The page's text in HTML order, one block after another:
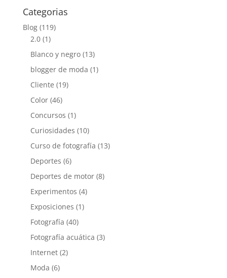
Categorias
Blog(119)
2.0(1)
Blanco y negro(13)
blogger de moda (1)
Cliente (19)
Color(46)
Concursos (1)
Curiosidades (10)
Curso de fotografía (13)
Deportes (6)
Deportes de motor(8)
Experimentos (4)
Exposiciones (1)
Fotografía (40)
Fotografía acuática (3)
Internet(2)
Moda (6)